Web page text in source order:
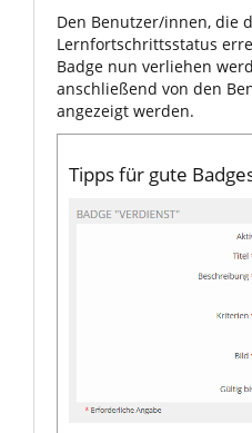
Den Benutzer/innen, die
Lernfortschrittsstatus
Badge nun verliehen
anschließend von den
angezeigt werden.
Tipps für gute